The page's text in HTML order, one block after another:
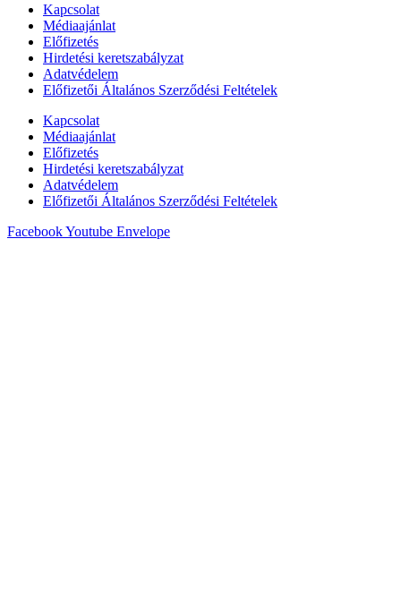
Kapcsolat
Médiaajánlat
Előfizetés
Hirdetési keretszabályzat
Adatvédelem
Előfizetői Általános Szerződési Feltételek
Kapcsolat
Médiaajánlat
Előfizetés
Hirdetési keretszabályzat
Adatvédelem
Előfizetői Általános Szerződési Feltételek
FacebookYoutube Envelope